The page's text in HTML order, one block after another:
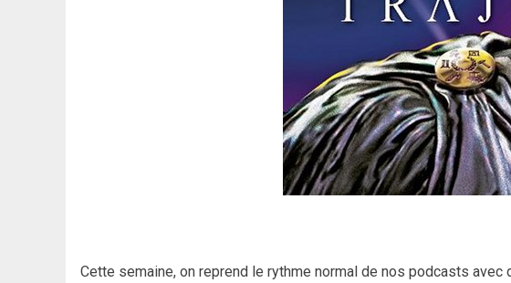
Cette semaine, on reprend le rythme normal de nos podcasts avec